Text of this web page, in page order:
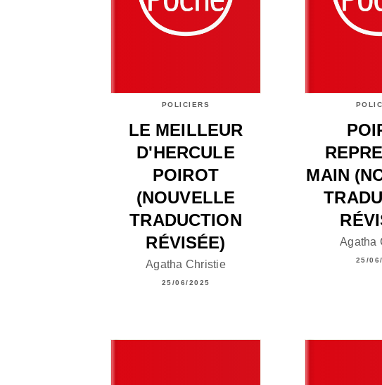
POLICIERS
LE MEILLEUR
D'HERCULE
POIROT
(NOUVELLE
TRADUCTION
RÉVISÉE)
Agatha Christie
25/06/2025
MAIN
Agatha
25/